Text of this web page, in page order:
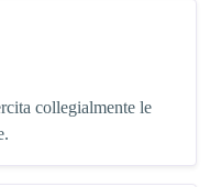
collegialmente le